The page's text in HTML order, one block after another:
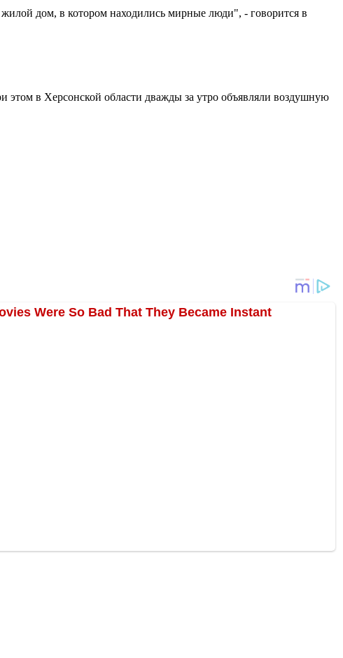
дом, в котором находились мирные люди", - говорится в
в Херсонской области дважды за утро объявляли воздушную